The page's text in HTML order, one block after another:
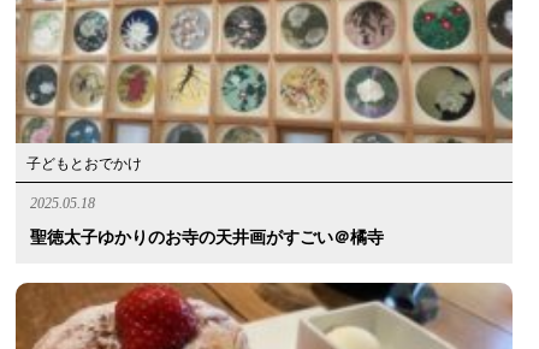
子どもとおでかけ
2025.05.18
聖徳太子ゆかりのお寺の天井画がすごい＠橘寺